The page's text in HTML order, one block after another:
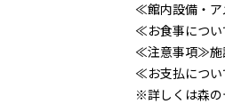
≪館内設備・ア
≪お食事につい
≪注意事項≫施
≪お支払につい
※詳しくは森の